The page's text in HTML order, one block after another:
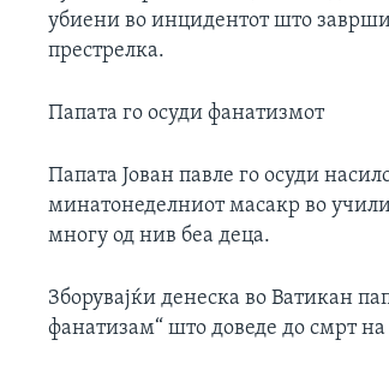
убиени во инцидентот што
престрелка.
Папата го осуди фанатизмот
Папата Јован павле го осуди
минатонеделниот масакр во
многу од нив беа деца.
Зборувајќи денеска во Ватикан
фанатизам“ што доведе до смрт